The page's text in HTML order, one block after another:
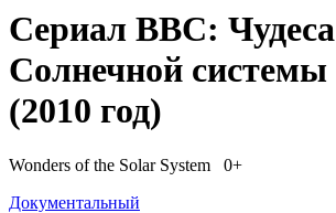
Сериал BBC: Чудеса
Солнечной системы
(2010 год)
Wonders of the Solar System 0+
Документальный